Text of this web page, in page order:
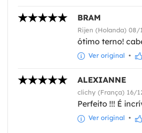
BRAM
Rijen (Holanda) 08/
ótimo terno!
Ver original •
ALEXIANNE
clichy (França) 16/
Perfeito !!! É
Ver original •